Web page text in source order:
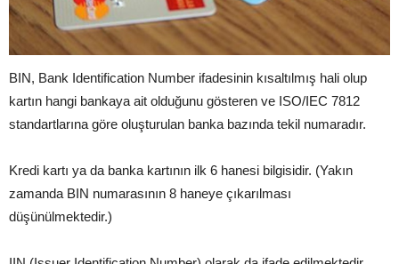
BIN, Bank Identification Number ifadesinin kısaltılmış hali olup
kartın hangi bankaya ait olduğunu gösteren ve ISO/IEC 7812
standartlarına göre oluşturulan banka bazında tekil numaradır.
Kredi kartı ya da banka kartının ilk 6 hanesi bilgisidir. (Yakın
zamanda BIN numarasının 8 haneye çıkarılması
düşünülmektedir.)